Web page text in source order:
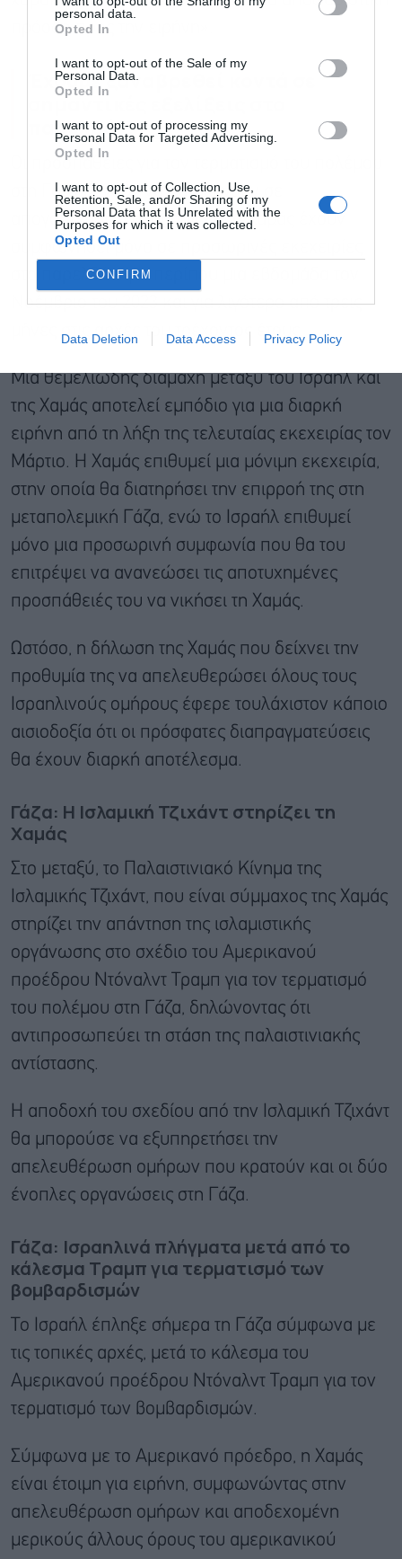
personal data.
Opted In
I want to opt-out of the Sale of my
Personal Data.
Opted In
I want to opt-out of processing my
Personal Data for Targeted Advertising.
Opted In
I want to opt-out of Collection, Use,
Retention, Sale, and/or Sharing of my
Personal Data that Is Unrelated with the
Purposes for which it was collected.
Opted Out
CONFIRM
Data Deletion Data Access Privacy Policy
πρόοδο προς την ειρήνη».
Έχουμε ξαναβρεθεί κοντά σε
σημαντικές εξελίξεις στο
παρελθόν;
Οι προσπάθειες για τον τερματισμό του πολέμου
στη Γάζα τείνουν να καταλήγουν σε
απογοήτευση. Το Ισραήλ και η Χαμάς έχουν
συμφωνήσει μόνο σε προσωρινές εκεχειρίες
στο παρελθόν: για περίπου μια εβδομάδα τον
Νοέμβριο του 2023 και για λιγότερο από τρεις
μήνες στις αρχές του τρέχοντος έτους.
Μια θεμελιώδης διαμάχη μεταξύ του Ισραήλ και
της Χαμάς αποτελεί εμπόδιο για μια διαρκή
ειρήνη από τη λήξη της τελευταίας εκεχειρίας τον
Μάρτιο. Η Χαμάς επιθυμεί μια μόνιμη εκεχειρία,
στην οποία θα διατηρήσει την επιρροή της στη
μεταπολεμική Γάζα, ενώ το Ισραήλ επιθυμεί
μόνο μια προσωρινή συμφωνία που θα του
επιτρέψει να ανανεώσει τις αποτυχημένες
προσπάθειές του να νικήσει τη Χαμάς.
Ωστόσο, η δήλωση της Χαμάς που δείχνει την
προθυμία της να απελευθερώσει όλους τους
Ισραηλινούς ομήρους έφερε τουλάχιστον κάποιο
αισιοδοξία ότι οι πρόσφατες διαπραγματεύσεις
θα έχουν διαρκή αποτέλεσμα.
Γάζα: Η Ισλαμική Τζιχάντ στηρίζει τη
Χαμάς
Στο μεταξύ, το Παλαιστινιακό Κίνημα της
Ισλαμικής Τζιχάντ, που είναι σύμμαχος της Χαμάς
στηρίζει την απάντηση της ισλαμιστικής
οργάνωσης στο σχέδιο του Αμερικανού
προέδρου Ντόναλντ Τραμπ για τον τερματισμό
του πολέμου στη Γάζα, δηλώνοντας ότι
αντιπροσωπεύει τη στάση της παλαιστινιακής
αντίστασης.
Η αποδοχή του σχεδίου από την Ισλαμική Τζιχάντ
θα μπορούσε να εξυπηρετήσει την
απελευθέρωση ομήρων που κρατούν και οι δύο
ένοπλες οργανώσεις στη Γάζα.
Γάζα: Ισραηλινά πλήγματα μετά από το
κάλεσμα Τραμπ για τερματισμό των
βομβαρδισμών
Το Ισραήλ έπληξε σήμερα τη Γάζα σύμφωνα με
τις τοπικές αρχές, μετά το κάλεσμα του
Αμερικανού προέδρου Ντόναλντ Τραμπ για τον
τερματισμό των βομβαρδισμών.
Σύμφωνα με το Αμερικανό πρόεδρο, η Χαμάς
είναι έτοιμη για ειρήνη, συμφωνώντας στην
απελευθέρωση ομήρων και αποδεχομένη
μερικούς άλλους όρους του αμερικανικού
και την πολιτική απορρήτου